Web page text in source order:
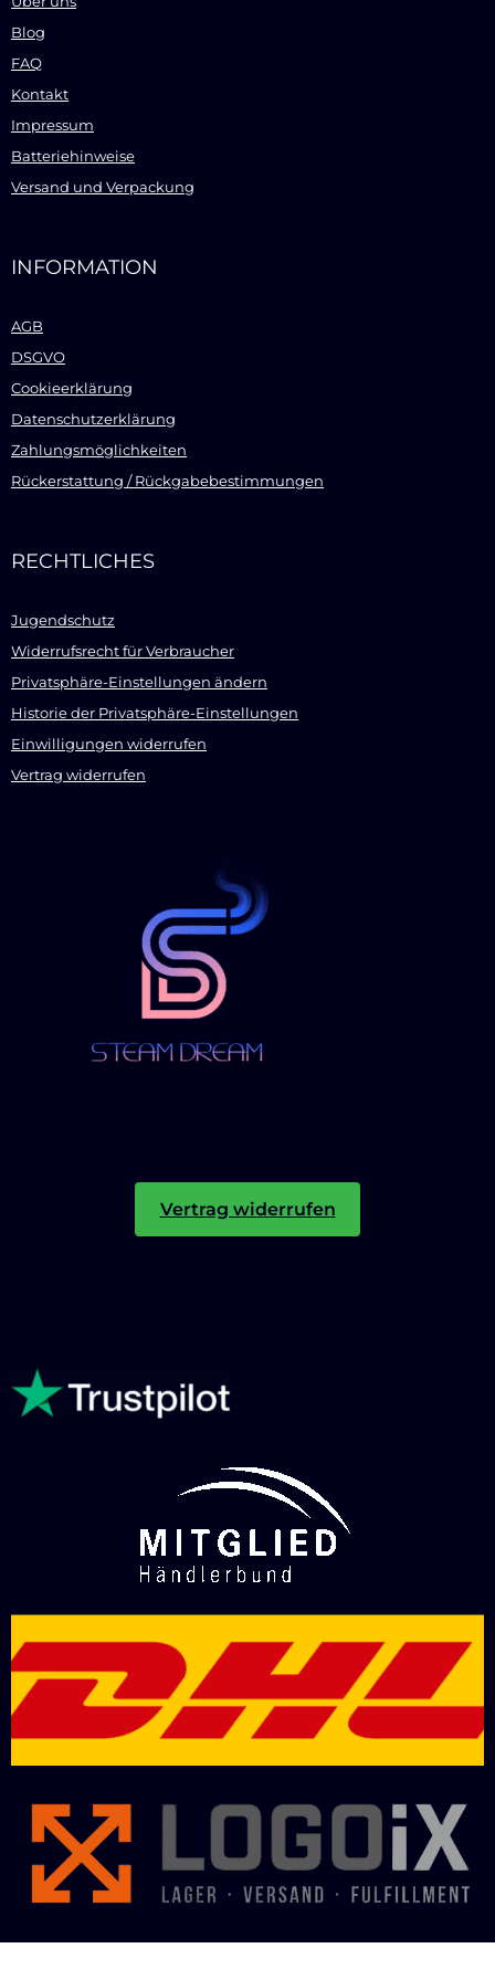
Blog
FAQ
Kontakt
Impressum
Batteriehinweise
Versand und Verpackung
INFORMATION
AGB
DSGVO
Cookieerklärung
Datenschutzerklärung
Zahlungsmöglichkeiten
Rückerstattung / Rückgabebestimmungen
RECHTLICHES
Jugendschutz
Widerrufsrecht für Verbraucher
Privatsphäre-Einstellungen ändern
Historie der Privatsphäre-Einstellungen
Einwilligungen widerrufen
Vertrag widerrufen
Vertrag widerrufen